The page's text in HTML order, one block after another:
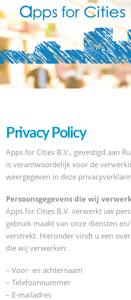
Privacy Policy
Apps for Cities B.V., gevestigd aan
is verantwoordelijk voor de
weergegeven in deze
Persoonsgegevens die wij
Apps for Cities B.V. verwerkt uw
gebruik maakt van onze diensten
verstrekt. Hieronder vindt u een
die wij verwerken:
– Voor- en achternaam
– Telefoonnummer
– E-mailadres